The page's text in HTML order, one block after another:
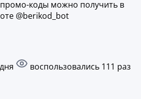
коды можно получить в
@berikod_bot
воспользовались 111 раз